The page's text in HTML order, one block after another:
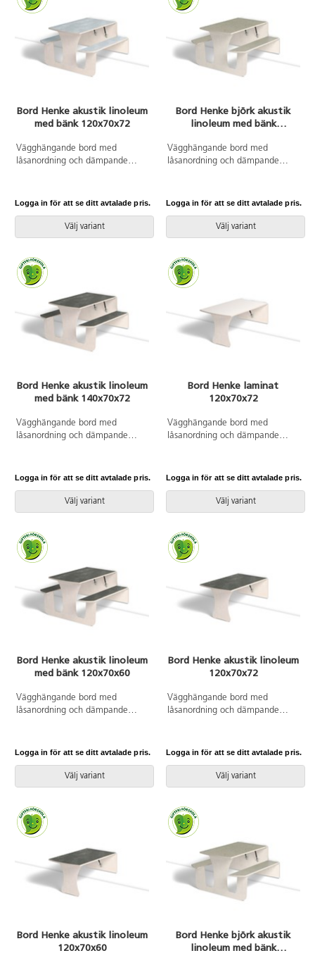
Bord Henke akustik linoleum
med bänk 120x70x72
Vägghängande bord med
låsanordning och dämpande
kontrollerat. Kräver montering.
med linoleum och lackad
undersida. Integrerad sittbänk.
55 mm.
Logga in för att se ditt avtalade pris.
Välj variant
Bord Henke björk akustik
linoleum med bänk
Vägghängande bord med
låsanordning och dämpande
kontrollerat. Kräver montering.
linoleum och lackad undersida.
Integrerad sittbänk. Djup från
Logga in för att se ditt avtalade pris.
Välj variant
Bord Henke akustik linoleum
med bänk 140x70x72
Vägghängande bord med
låsanordning och dämpande
kontrollerat. Kräver montering.
med linoleum och lackad
undersida. Integrerad sittbänk.
55 mm.
Logga in för att se ditt avtalade pris.
Välj variant
Bord Henke laminat
120x70x72
Vägghängande bord med
låsanordning och dämpande
kontrollerat. Kräver montering.
med laminat och lackad
undersida. Djup från vägg i
Logga in för att se ditt avtalade pris.
Välj variant
Bord Henke akustik linoleum
med bänk 120x70x60
Vägghängande bord med
låsanordning och dämpande
kontrollerat. Kräver montering.
med linoleum och lackad
undersida. Integrerad sittbänk.
55 mm.
Logga in för att se ditt avtalade pris.
Välj variant
Bord Henke akustik linoleum
120x70x72
Vägghängande bord med
låsanordning och dämpande
kontrollerat. Kräver montering.
med linoleum och lackad
undersida. Djup från vägg i
Logga in för att se ditt avtalade pris.
Välj variant
Bord Henke akustik linoleum
120x70x60
Bord Henke björk akustik
linoleum med bänk